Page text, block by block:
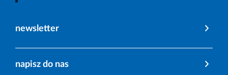
newsletter
napisz do nas